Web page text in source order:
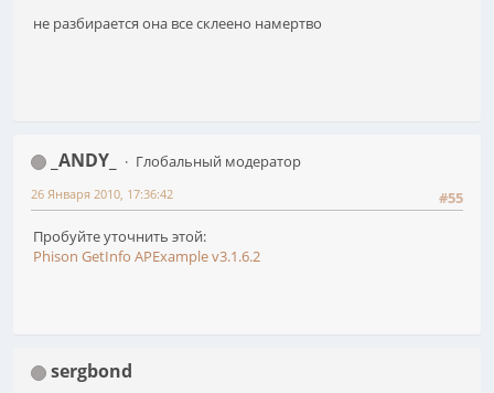
не разбирается она все склеено намертво
_ANDY_
Глобальный модератор
#55
26 Января 2010, 17:36:42
Пробуйте уточнить этой:
Phison GetInfo APExample v3.1.6.2
sergbond